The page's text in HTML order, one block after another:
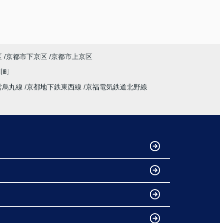
京都市下京区 京都市上京区
町
烏丸線 京都地下鉄東西線 京福電気鉄道北野線